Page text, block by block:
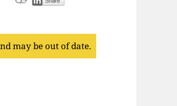
may be out of date.